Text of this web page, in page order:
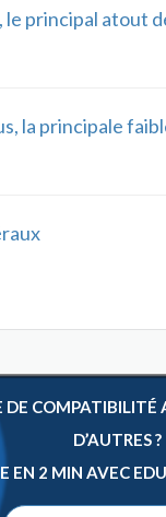
le principal atout
la principale
COMPATIBILITÉ
D’AUTRES ?
EN 2 MIN AVEC